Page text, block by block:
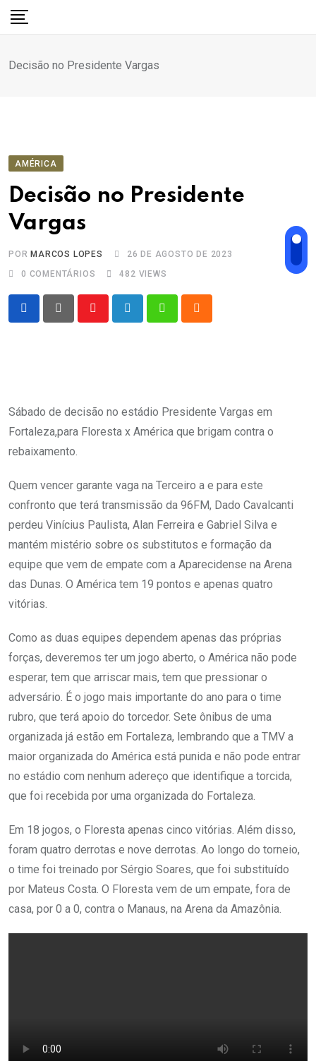
para
conteúdo
Decisão no Presidente Vargas
AMÉRICA
Decisão no Presidente
Vargas
POR MARCOS LOPES
26 DE AGOSTO DE 2023
0 COMENTÁRIOS 482 VIEWS
Sábado de decisão no estádio Presidente Vargas em
Fortaleza,para Floresta x América que brigam contra o
rebaixamento.
Quem vencer garante vaga na Terceiro a e para este
confronto que terá transmissão da 96FM, Dado Cavalcanti
perdeu Vinícius Paulista, Alan Ferreira e Gabriel Silva e
mantém mistério sobre os substitutos e formação da
equipe que vem de empate com a Aparecidense na Arena
das Dunas. O América tem 19 pontos e apenas quatro
vitórias.
Como as duas equipes dependem apenas das próprias
forças, deveremos ter um jogo aberto, o América não pode
esperar, tem que arriscar mais, tem que pressionar o
adversário. É o jogo mais importante do ano para o time
rubro, que terá apoio do torcedor. Sete ônibus de uma
organizada já estão em Fortaleza, lembrando que a TMV a
maior organizada do América está punida e não pode entrar
no estádio com nenhum adereço que identifique a torcida,
que foi recebida por uma organizada do Fortaleza.
Em 18 jogos, o Floresta apenas cinco vitórias. Além disso,
foram quatro derrotas e nove derrotas. Ao longo do torneio,
o time foi treinado por Sérgio Soares, que foi substituído
por Mateus Costa. O Floresta vem de um empate, fora de
casa, por 0 a 0, contra o Manaus, na Arena da Amazônia.